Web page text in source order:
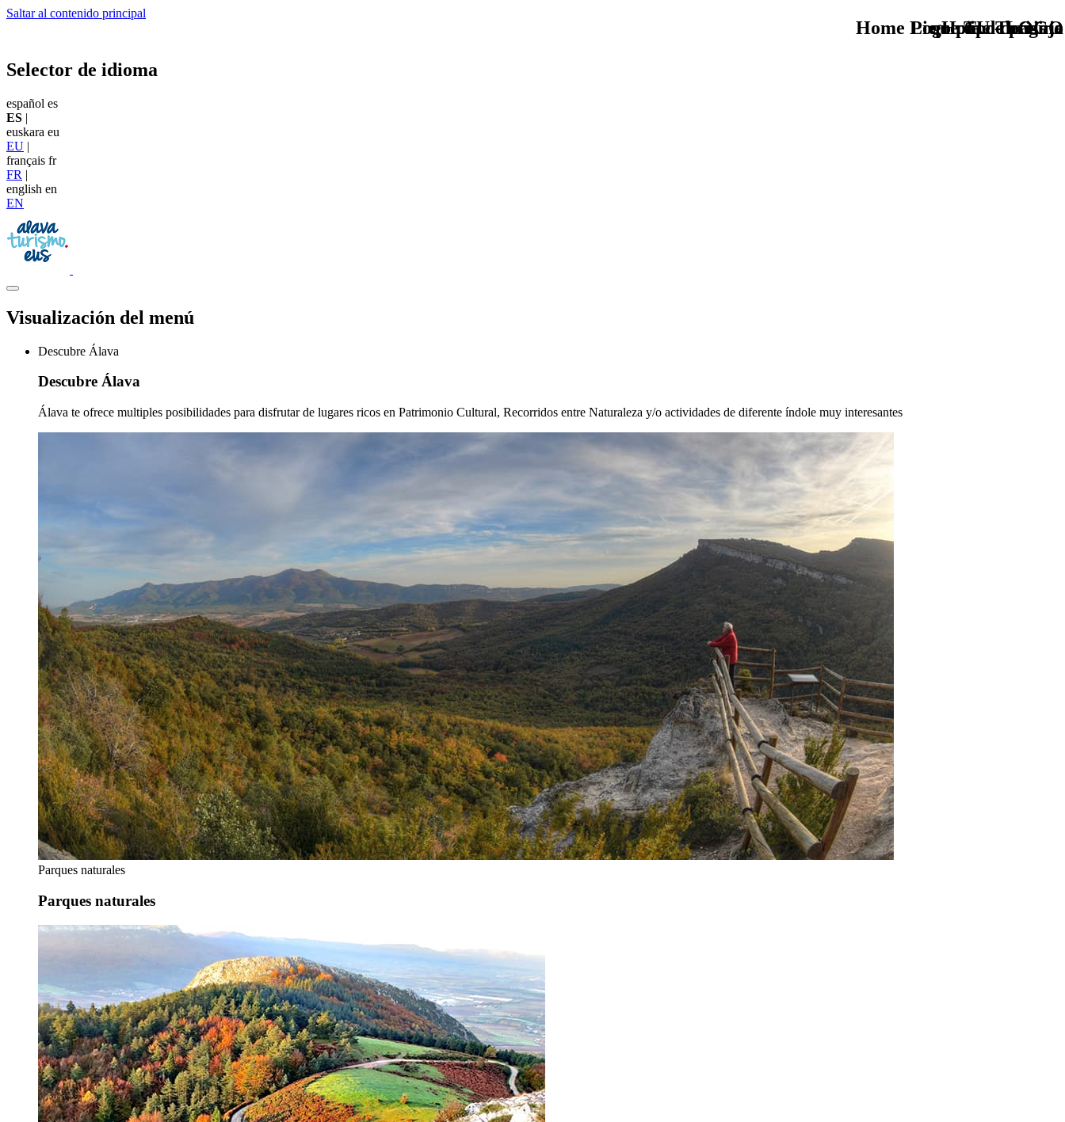
Saltar al contenido principal
TU - LOGO
Selector de idioma
español es
ES |
euskara eu
EU |
français fr
FR |
english en
EN
Visualización del menú
Descubre Álava
Descubre Álava
Álava te ofrece multiples posibilidades para disfrutar de lugares ricos en Patrimonio Cultural, Recorridos entre Naturaleza y/o actividades de diferente índole muy interesantes
Parques naturales
Parques naturales
que tipo de viaje
Home Logo pie de página
Pie Home Turismo